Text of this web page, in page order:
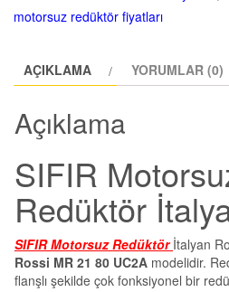
motorsuz redüktör fiyatları
AÇIKLAMA YORUMLAR (0)
Açıklama
SIFIR
Redüktör
SIFIR Motorsuz Redüktör İtalyan
Rossi MR 21 80 UC2A modelidir.
flanşlı şekilde çok fonksiyonel bir